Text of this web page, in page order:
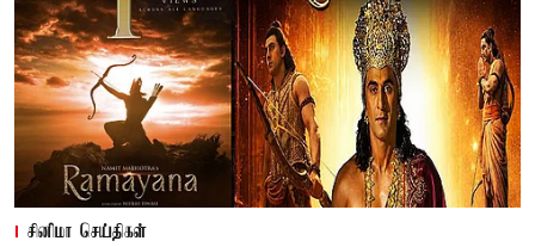
சினிமா செய்திகள்